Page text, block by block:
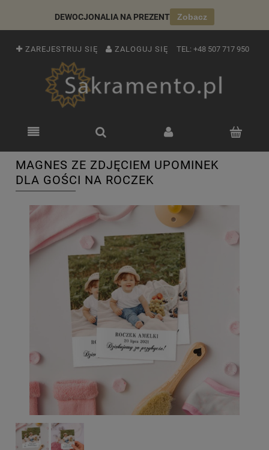
DEWOCJONALIA NA PREZENT Zobacz
ZAREJESTRUJ SIĘ ZALOGUJ SIĘ TEL: +48 507 717 950
MAGNES ZE ZDJĘCIEM UPOMINEK
DLA GOŚCI NA ROCZEK